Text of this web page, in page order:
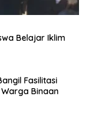
Belajar Iklim
Fasilitasi
Binaan